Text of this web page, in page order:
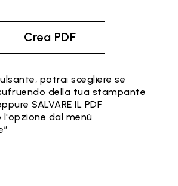
Crea PDF
potrai scegliere se
della tua stampante
SALVARE IL PDF
l'opzione dal menù